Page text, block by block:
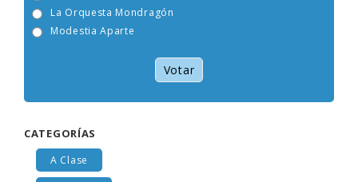
La Orquesta Mondragón
Modestia Aparte
Votar
A Clase